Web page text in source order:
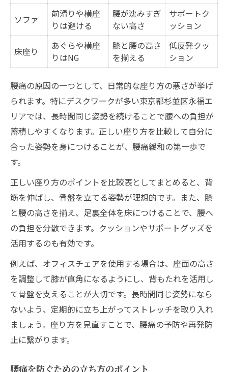
ソファ
前滑りや横座
りは避ける
腰が沈みすぎ
ない高さ
サポートク
ッション
床座り
あぐらや横座
りはNG
膝と腰の高さ
を揃える
低反発クッ
ション
腰痛の原因の一つとして、日常的な座り方の悪さが挙げ
られます。特にデスクワークが多い東京都杉並区永福エ
リアでは、長時間同じ姿勢を続けることで腰への負担が
蓄積しやすくなります。正しい座り方を比較して自分に
合った姿勢を身につけることが、腰痛緩和の第一歩で
す。
正しい座り方のポイントを比較表としてまとめると、背
筋を伸ばし、骨盤を立てる姿勢が理想的です。また、膝
と腰の高さを揃え、足裏全体を床につけることで、腰へ
の負担を分散できます。クッションやサポートグッズを
活用するのも有効です。
例えば、オフィスチェアを使用する場合は、座面の高さ
を調整して膝が直角になるようにし、背もたれを活用し
て骨盤を支えることが大切です。長時間同じ姿勢になら
ないよう、定期的に立ち上がってストレッチを取り入れ
ましょう。座り方を見直すことで、腰痛の予防や再発防
止に繋がります。
腰痛を防ぐための立ち方のポイント